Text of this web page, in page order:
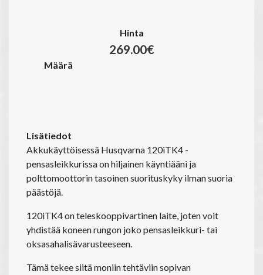
Hinta
269.00€
Määrä
Lisätiedot
Akkukäyttöisessä Husqvarna 120iTK4 -
pensasleikkurissa on hiljainen käyntiääni ja
polttomoottorin tasoinen suorituskyky ilman suoria
päästöjä.
120iTK4 on teleskooppivartinen laite, joten voit
yhdistää koneen rungon joko pensasleikkuri- tai
oksasahalisävarusteeseen.
Tämä tekee siitä moniin tehtäviin sopivan